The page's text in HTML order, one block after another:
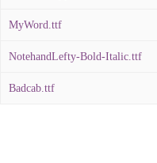
MyWord.ttf
NotehandLefty-Bold-Italic.ttf
Badcab.ttf